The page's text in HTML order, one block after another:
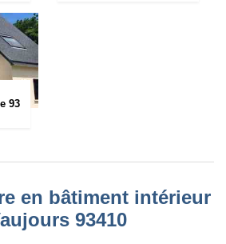
93
en bâtiment intérieur
93410